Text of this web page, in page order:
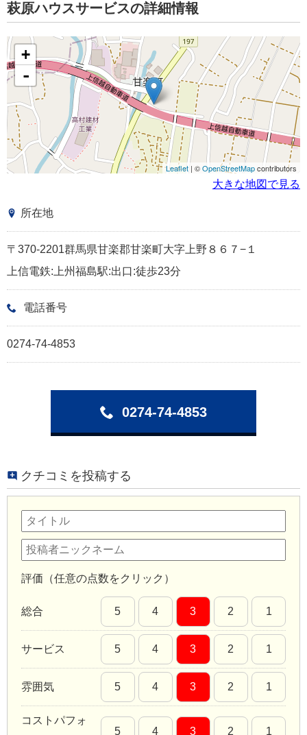
萩原ハウスサービスの詳細情報
+
-
Leaflet | ©OpenStreetMapcontributors
大きな地図で見る
所在地
〒370-2201群馬県甘楽郡甘楽町大字上野８６７−１
上信電鉄:上州福島駅:出口:徒歩23分
電話番号
0274-74-4853
0274-74-4853
クチコミを投稿する
評価（任意の点数をクリック）
総合 5 4 3 2 1
サービス 5 4 3 2 1
雰囲気 5 4 3 2 1
コストパフォ
5
4 3 2 1